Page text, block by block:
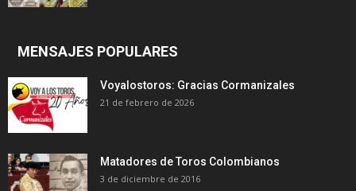
MENSAJES POPULARES
Voyalostoros: Gracias Cormanizales
21 de febrero de 2026
Matadores de Toros Colombianos
3 de diciembre de 2016